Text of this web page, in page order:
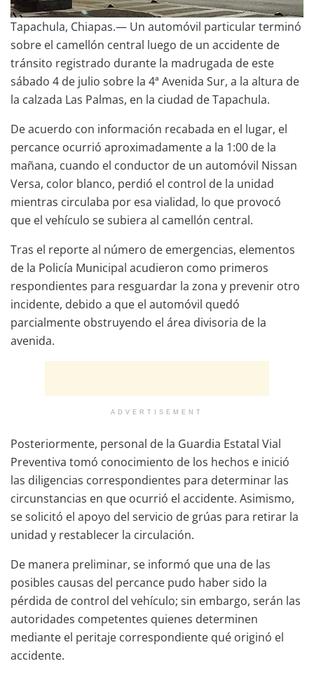
Tapachula, Chiapas.— Un automóvil particular terminó
sobre el camellón central luego de un accidente de
tránsito registrado durante la madrugada de este
sábado 4 de julio sobre la 4ª Avenida Sur, a la altura de
la calzada Las Palmas, en la ciudad de Tapachula.
De acuerdo con información recabada en el lugar, el
percance ocurrió aproximadamente a la 1:00 de la
mañana, cuando el conductor de un automóvil Nissan
Versa, color blanco, perdió el control de la unidad
mientras circulaba por esa vialidad, lo que provocó
que el vehículo se subiera al camellón central.
Tras el reporte al número de emergencias, elementos
de la Policía Municipal acudieron como primeros
respondientes para resguardar la zona y prevenir otro
incidente, debido a que el automóvil quedó
parcialmente obstruyendo el área divisoria de la
avenida.
ADVERTISEMENT
Posteriormente, personal de la Guardia Estatal Vial
Preventiva tomó conocimiento de los hechos e inició
las diligencias correspondientes para determinar las
circunstancias en que ocurrió el accidente. Asimismo,
se solicitó el apoyo del servicio de grúas para retirar la
unidad y restablecer la circulación.
De manera preliminar, se informó que una de las
posibles causas del percance pudo haber sido la
pérdida de control del vehículo; sin embargo, serán las
autoridades competentes quienes determinen
mediante el peritaje correspondiente qué originó el
accidente.